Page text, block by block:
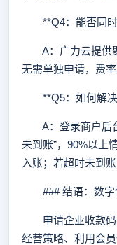
**Q4：能否同时
A：广力云提供聚
无需单独申请，费率
**Q5：如何解决
A：登录商户后台
未到账”，90%以上
入账；若超时未到
### 结语：数字
申请企业收款码
经营策略、利用会